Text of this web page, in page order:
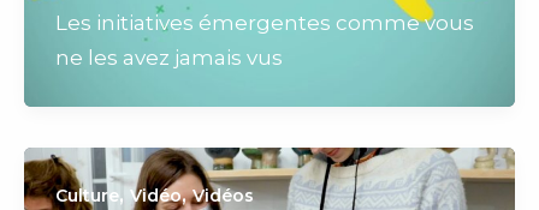
Les initiatives émergentes comme vous
ne les avez jamais vus
Culture, Vidéo,Vidéos